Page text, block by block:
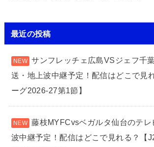
最近の投稿
サンフレッチェ広島VSジェフ千
送・地上波中継予定！配信はどこで見
ーグ2026-27第1節】
藤枝MYFCvsベガルタ仙台のテレ
波中継予定！配信はどこで見れる？【